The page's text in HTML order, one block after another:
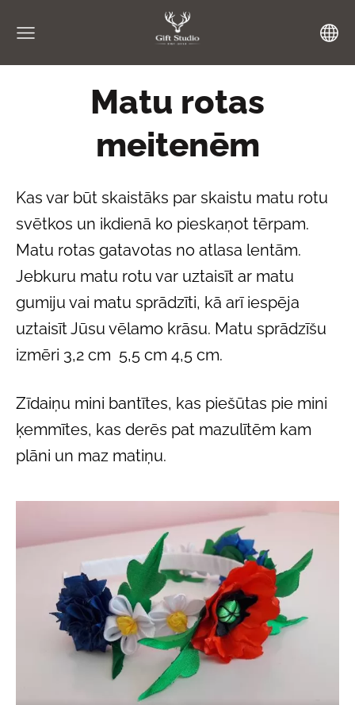
Matu rotas
meitenēm
Kas var būt skaistāks par skaistu matu rotu
svētkos un ikdienā ko pieskaņot tērpam.
Matu rotas gatavotas no atlasa lentām.
Jebkuru matu rotu var uztaisīt ar matu
gumiju vai matu sprādzīti, kā arī iespēja
uztaisīt Jūsu vēlamo krāsu. Matu sprādzīšu
izmēri 3,2 cm 5,5 cm 4,5 cm.
Zīdaiņu mini bantītes, kas piešūtas pie mini
ķemmītes, kas derēs pat mazulītēm kam
plāni un maz matiņu.